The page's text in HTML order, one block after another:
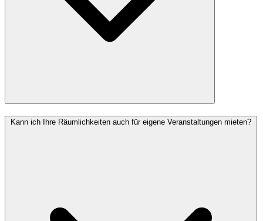
Kann ich Ihre Räumlichkeiten auch für eigene Veranstaltungen mieten?